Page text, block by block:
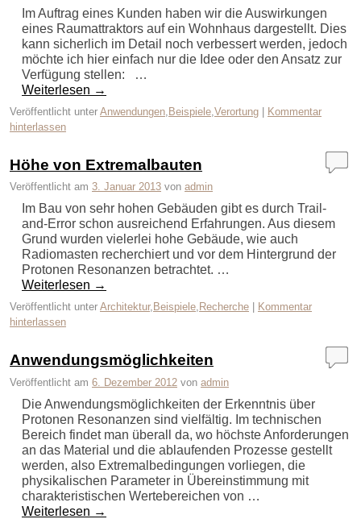
Im Auftrag eines Kunden haben wir die Auswirkungen
eines Raumattraktors auf ein Wohnhaus dargestellt. Dies
kann sicherlich im Detail noch verbessert werden, jedoch
möchte ich hier einfach nur die Idee oder den Ansatz zur
Verfügung stellen: …
Weiterlesen →
Veröffentlicht unter Anwendungen Beispiele Verortung | Kommentar
hinterlassen
Höhe von Extremalbauten
Veröffentlicht am 3. Januar 2013 von admin
Im Bau von sehr hohen Gebäuden gibt es durch Trail-
and-Error schon ausreichend Erfahrungen. Aus diesem
Grund wurden vielerlei hohe Gebäude, wie auch
Radiomasten recherchiert und vor dem Hintergrund der
Protonen Resonanzen betrachtet. …
Weiterlesen →
Veröffentlicht unter Architektur, Beispiele, Recherche
Kommentar
hinterlassen
Anwendungsmöglichkeiten
Veröffentlicht am 6. Dezember 2012 von admin
Die Anwendungsmöglichkeiten der Erkenntnis über
Protonen Resonanzen sind vielfältig. Im technischen
Bereich findet man überall da, wo höchste Anforderungen
an das Material und die ablaufenden Prozesse gestellt
werden, also Extremalbedingungen vorliegen, die
physikalischen Parameter in Übereinstimmung mit
charakteristischen Wertebereichen von …
Weiterlesen →